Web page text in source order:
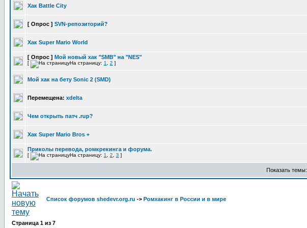
Хак Battle City
[ Опрос ] SVN-репозиторий?
Хак Super Mario World
[ Опрос ] Мой новый хак "SMB" на "NES"
[ На страницу: 1 2 ]
Мой хак на бету Sonic 2 (SMD)
Перемещена: xdelta
Чем открыть патч .rup?
Хак Super Mario Bros +
Приколы перевода, ромкрекинга и форума.
[ На страницу: 1 2 3 ]
Показать темы:
Список форумов shedevr.org.ru -> Ромхакинг в России и в мире
Страница 1 из 7